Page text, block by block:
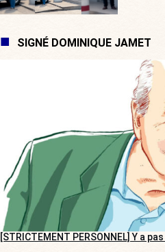
SIGNÉ DOMINIQUE JAMET
[STRICTEMENT PERSONNEL] Y a